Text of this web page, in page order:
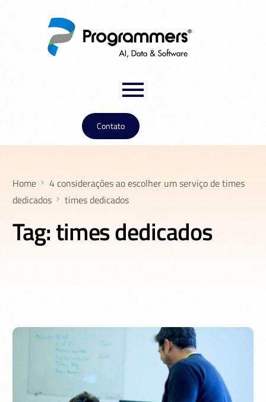
Contato
Home
4 considerações ao escolher um serviço de times
dedicados
times dedicados
Tag:times dedicados